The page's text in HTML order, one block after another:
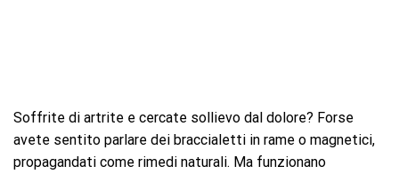
Soffrite di artrite e cercate sollievo dal dolore? Forse
avete sentito parlare dei braccialetti in rame o magnetici,
propagandati come rimedi naturali. Ma funzionano